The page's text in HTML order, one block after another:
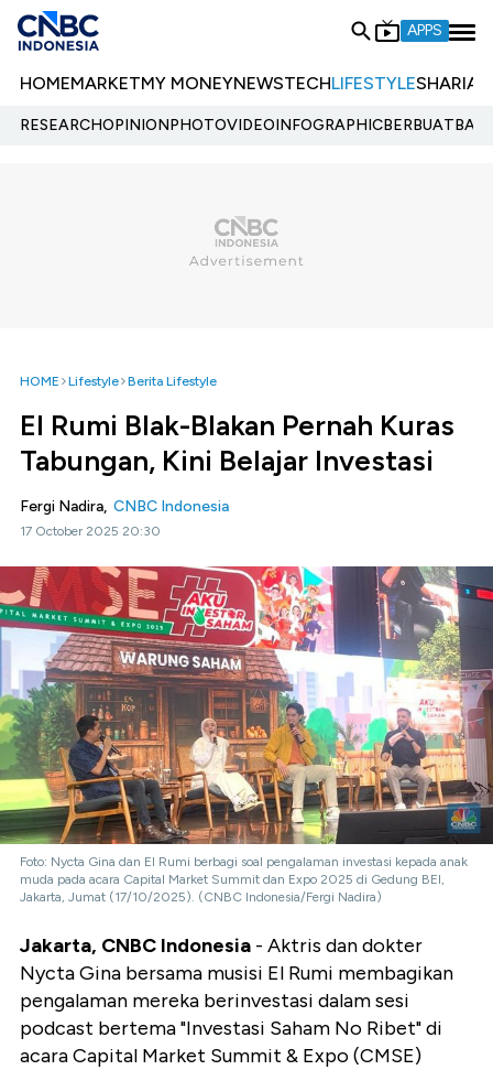
APPS
HOMEMARKETMY MONEYNEWSTECHLIFESTYLESHARIA
RESEARCHOPINIONPHOTOVIDEOINFOGRAPHIC
HOME Lifestyle Berita Lifestyle
El Rumi Blak-Blakan Pernah Kuras
Tabungan, Kini Belajar Investasi
Fergi Nadira, CNBC Indonesia
17 October 2025 20:30
Foto: Nycta Gina dan El Rumi berbagi soal pengalaman investasi kepada anak
muda pada acara Capital Market Summit dan Expo 2025 di Gedung BEI,
Jakarta, Jumat (17/10/2025). (CNBC Indonesia/Fergi Nadira)
Jakarta, CNBC Indonesia - Aktris dan dokter
Nycta Gina bersama musisi El Rumi membagikan
pengalaman mereka berinvestasi dalam sesi
podcast bertema "Investasi Saham No Ribet" di
acara Capital Market Summit & Expo (CMSE)